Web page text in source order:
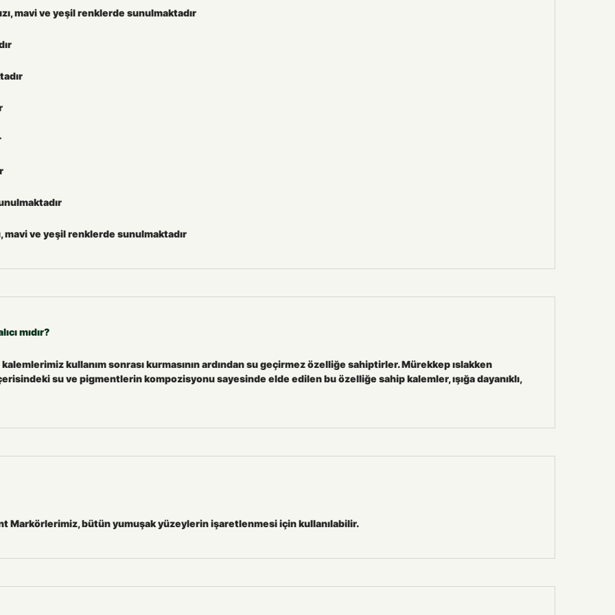
mavi ve yeşil renklerde sunulmaktadır
mavi ve yeşil renklerde sunulmaktadır
mıdır?
kullanım sonrası kurmasının ardından su geçirmez özelliğe sahiptirler. Mürekkep ıslakken
su ve pigmentlerin kompozisyonu sayesinde elde edilen bu özelliğe sahip kalemler, ışığa dayanıklı,
Markörlerimiz, bütün yumuşak yüzeylerin işaretlenmesi için kullanılabilir.